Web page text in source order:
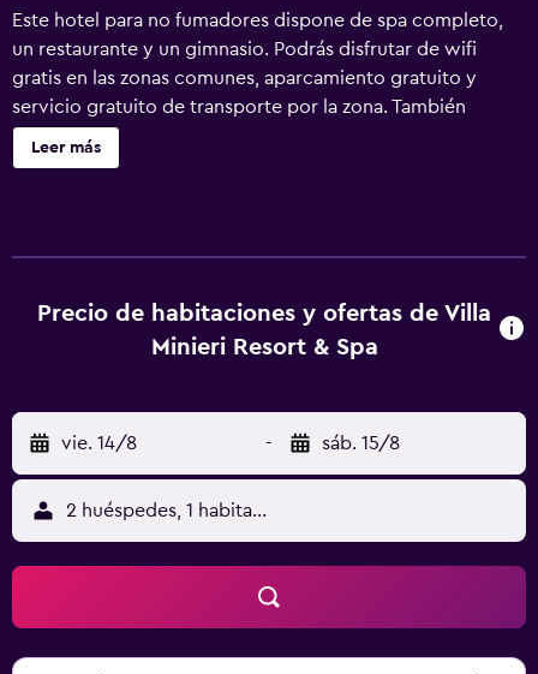
Este hotel para no fumadores dispone de spa completo,
un restaurante y un gimnasio. Podrás disfrutar de wifi
gratis en las zonas comunes, aparcamiento gratuito y
servicio gratuito de transporte por la zona. También
encontrarás servicios de spa, servicio de tintorería y un
jardín. Villa Minieri Resort & Spa ofrece 13 alojamientos
gratuitos y secador de pelo. Este hotel en Nola ofrece
acceso a Internet wifi gratis. Los servicios para las
solicitar juegos de cama hipoalergénicos. Los servicios de
ocio y esparcimiento en este hotel incluyen gimnasio.
Leer más
Precio de habitaciones y ofertas de Villa
Minieri Resort & Spa
vie. 14/8 - sáb. 15/8
2 huéspedes, 1 habitación